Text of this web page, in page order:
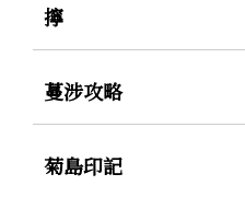
擰
蔓涉攻略
菊島印記